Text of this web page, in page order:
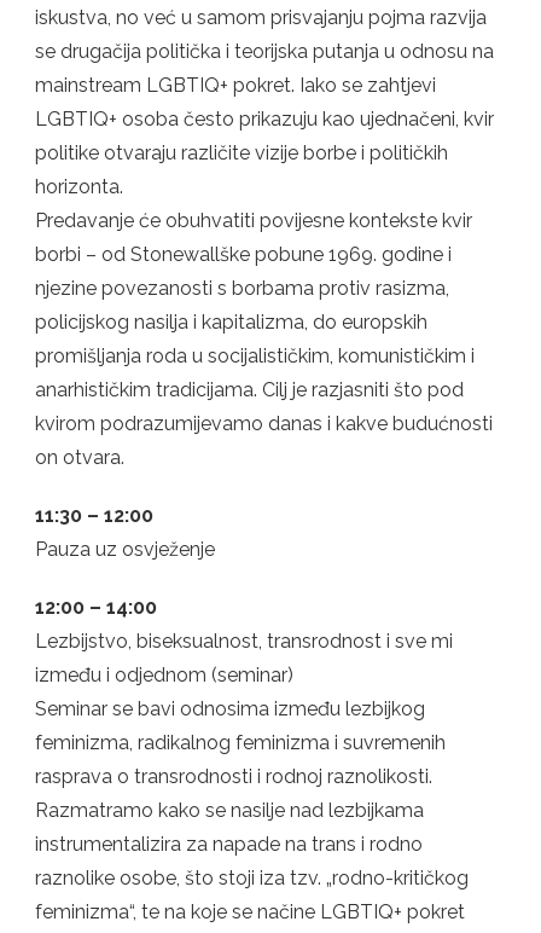
iskustva, no već u samom prisvajanju pojma razvija
se drugačija politička i teorijska putanja u odnosu na
mainstream LGBTIQ+ pokret. Iako se zahtjevi
LGBTIQ+ osoba često prikazuju kao ujednačeni, kvir
politike otvaraju različite vizije borbe i političkih
horizonta.
Predavanje će obuhvatiti povijesne kontekste kvir
borbi – od Stonewallške pobune 1969. godine i
njezine povezanosti s borbama protiv rasizma,
policijskog nasilja i kapitalizma, do europskih
promišljanja roda u socijalističkim, komunističkim i
anarhističkim tradicijama. Cilj je razjasniti što pod
kvirom podrazumijevamo danas i kakve budućnosti
on otvara.
11:30 – 12:00
Pauza uz osvježenje
12:00 – 14:00
Lezbijstvo, biseksualnost, transrodnost i sve mi
između i odjednom (seminar)
Seminar se bavi odnosima između lezbijkog
feminizma, radikalnog feminizma i suvremenih
rasprava o transrodnosti i rodnoj raznolikosti.
Razmatramo kako se nasilje nad lezbijkama
instrumentalizira za napade na trans i rodno
raznolike osobe, što stoji iza tzv. „rodno-kritičkog
feminizma“, te na koje se načine LGBTIQ+ pokret